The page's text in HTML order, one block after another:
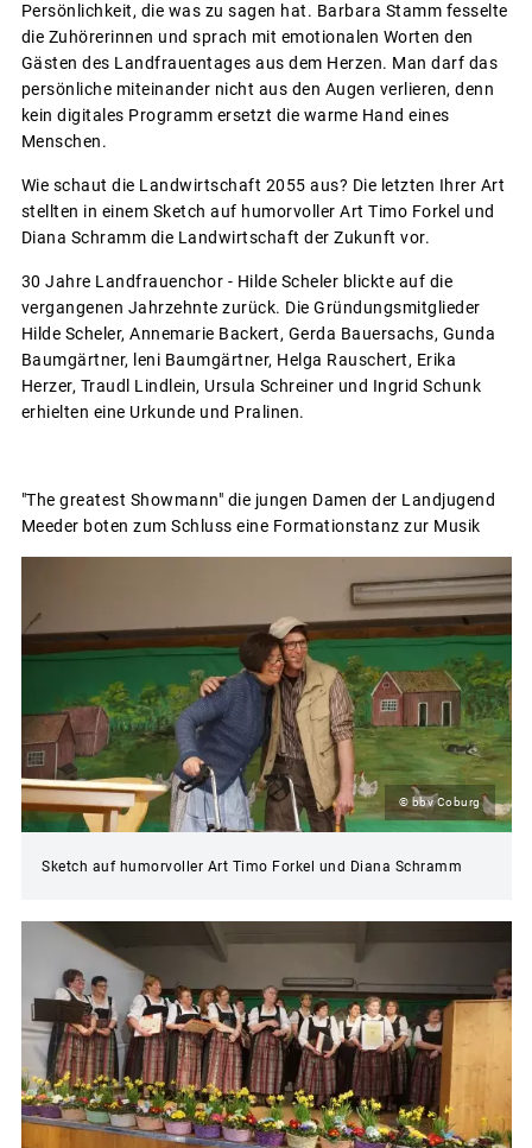
Persönlichkeit, die was zu sagen hat. Barbara Stamm fesselte
die Zuhörerinnen und sprach mit emotionalen Worten den
Gästen des Landfrauentages aus dem Herzen. Man darf das
persönliche miteinander nicht aus den Augen verlieren, denn
kein digitales Programm ersetzt die warme Hand eines
Menschen.
Wie schaut die Landwirtschaft 2055 aus? Die letzten Ihrer Art
stellten in einem Sketch auf humorvoller Art Timo Forkel und
Diana Schramm die Landwirtschaft der Zukunft vor.
30 Jahre Landfrauenchor - Hilde Scheler blickte auf die
vergangenen Jahrzehnte zurück. Die Gründungsmitglieder
Hilde Scheler, Annemarie Backert, Gerda Bauersachs, Gunda
Baumgärtner, leni Baumgärtner, Helga Rauschert, Erika
Herzer, Traudl Lindlein, Ursula Schreiner und Ingrid Schunk
erhielten eine Urkunde und Pralinen.
"The greatest Showmann" die jungen Damen der Landjugend
Meeder boten zum Schluss eine Formationstanz zur Musik
© bbv Coburg
Sketch auf humorvoller Art Timo Forkel und Diana Schramm